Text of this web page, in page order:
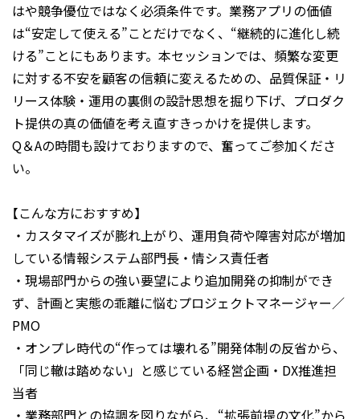
はや競争優位ではなく必須条件です。業務アプリの価値
は“安定して使える”ことだけでなく、“継続的に進化し続
ける”ことにもあります。本セッションでは、頻繁な変更
に対する不安を顧客の信頼に変えるための、品質保証・リ
リース体験・運用の裏側の設計思想を掘り下げ、プロダク
ト提供の真の価値を考え直すきっかけを提供します。
Q＆Aの時間も設けておりますので、奮ってご参加くださ
い。
【こんな方におすすめ】
・カスタマイズが膨れ上がり、運用負荷や障害対応が増加
している情報システム部門長・情シス責任者
・現場部門からの強い要望により追加開発の抑制ができ
ず、計画と実態の乖離に悩むプロジェクトマネージャー／
PMO
・オンプレ時代の“作っては壊れる”開発体制の反省から、
「同じ轍は踏めない」と感じている経営企画・DX推進担
当者
・業務部門との協調を図りながら、“拡張前提の文化”から